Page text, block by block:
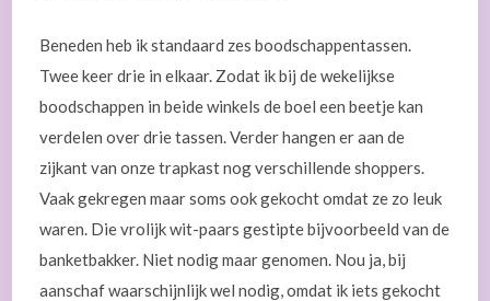
Beneden heb ik standaard zes boodschappentassen.
Twee keer drie in elkaar. Zodat ik bij de wekelijkse
boodschappen in beide winkels de boel een beetje kan
verdelen over drie tassen. Verder hangen er aan de
zijkant van onze trapkast nog verschillende shoppers.
Vaak gekregen maar soms ook gekocht omdat ze zo leuk
waren. Die vrolijk wit-paars gestipte bijvoorbeeld van de
banketbakker. Niet nodig maar genomen. Nou ja, bij
aanschaf waarschijnlijk wel nodig, omdat ik iets gekocht